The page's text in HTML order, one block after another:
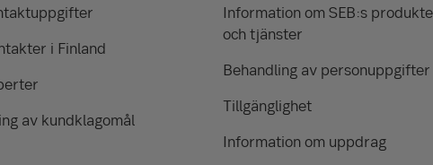
i Finland
av kundklagomål
Information om SEB:s
och tjänster
Behandling av personuppgifter
Tillgänglighet
Information om uppdrag